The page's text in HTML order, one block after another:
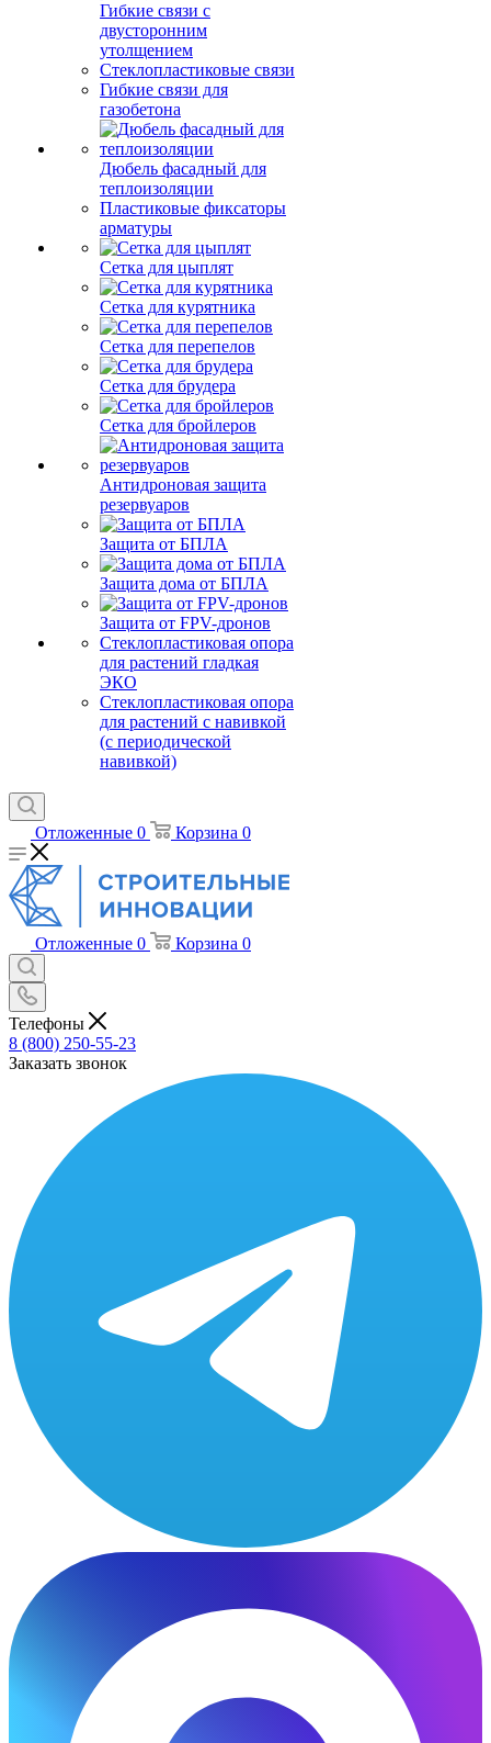
Гибкие связи с
двусторонним
утолщением
Стеклопластиковые связи
Гибкие связи для
газобетона
Дюбель фасадный для
теплоизоляции
Пластиковые фиксаторы
арматуры
Сетка для цыплят
Сетка для курятника
Сетка для перепелов
Сетка для брудера
Сетка для бройлеров
Антидроновая защита
резервуаров
Защита от БПЛА
Защита дома от БПЛА
Защита от FPV-дронов
Стеклопластиковая опора
для растений гладкая
ЭКО
Стеклопластиковая опора
для растений с навивкой
(с периодической
навивкой)
Отложенные 0 Корзина 0
Отложенные 0 Корзина 0
Телефоны
8 (800) 250-55-23
Заказать звонок